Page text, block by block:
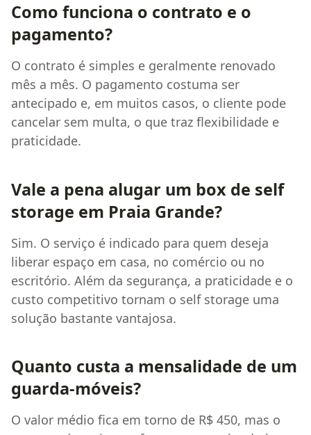
Como funciona o contrato e o
pagamento?
O contrato é simples e geralmente renovado
mês a mês. O pagamento costuma ser
antecipado e, em muitos casos, o cliente pode
cancelar sem multa, o que traz flexibilidade e
praticidade.
Vale a pena alugar um box de self
storage em Praia Grande?
Sim. O serviço é indicado para quem deseja
liberar espaço em casa, no comércio ou no
escritório. Além da segurança, a praticidade e o
custo competitivo tornam o self storage uma
solução bastante vantajosa.
Quanto custa a mensalidade de um
guarda-móveis?
O valor médio fica em torno de R$ 450, mas o